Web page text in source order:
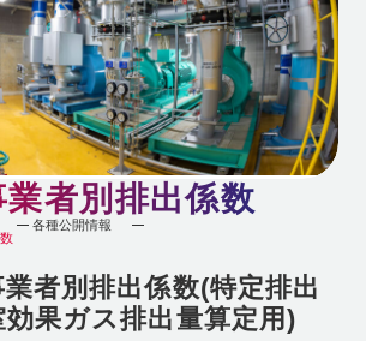
21熱供給のサステナビリティ
組み
ービスの提供
導入
ストの両立
域冷暖房とは～
仕組み
の相違点
貢献
動指針
メニューを閉じる
者別排出係数
各種公開情報
者別排出係数(特定排出
果ガス排出量算定用)